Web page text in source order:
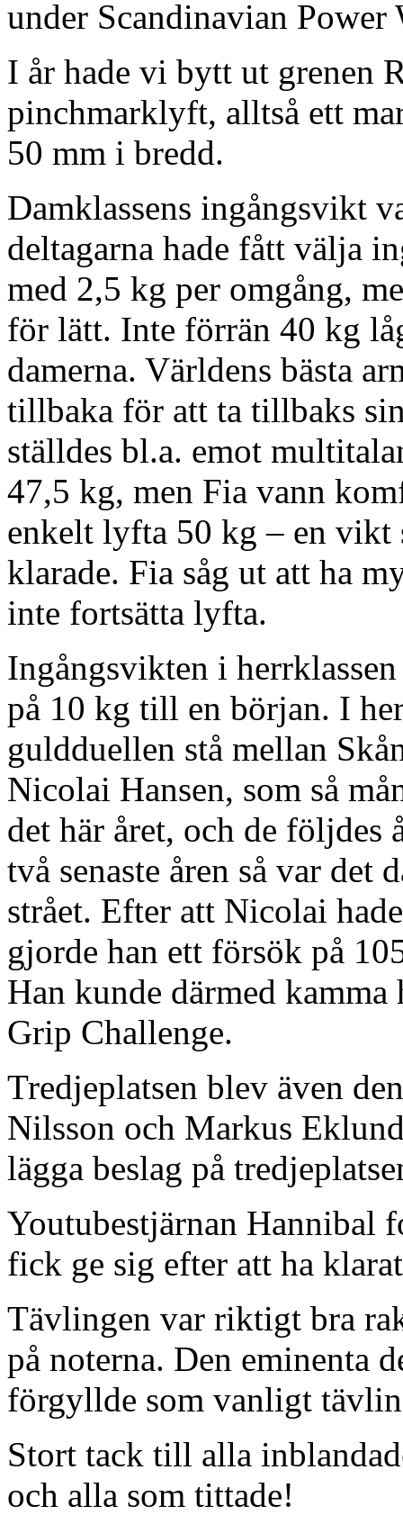
under Scandinavian
I år hade vi bytt ut grenen
pinchmarklyft, alltså ett
50 mm i bredd.
Damklassens ingångsvikt
deltagarna hade fått välja
med 2,5 kg per omgång,
för lätt. Inte förrän 40 kg
damerna. Världens bästa
tillbaka för att ta tillbaks
ställdes bl.a. emot
47,5 kg, men Fia vann
enkelt lyfta 50 kg – en vikt
klarade. Fia såg ut att ha
inte fortsätta lyfta.
Ingångsvikten i
på 10 kg till en början. I
guldduellen stå mellan
Nicolai Hansen, som så
det här året, och de följdes
två senaste åren så var det
strået. Efter att Nicolai
gjorde han ett försök på
Han kunde därmed
Grip Challenge.
Tredjeplatsen blev även
Nilsson och Markus
lägga beslag på
Youtubestjärnan Hannibal
fick ge sig efter att ha
Tävlingen var riktigt bra
på noterna. Den eminenta
förgyllde som vanligt
Stort tack till alla
och alla som tittade!